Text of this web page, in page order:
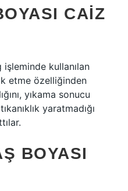
CAIZ
kullanılan
etme özelliğinden
yıkama sonucu
yaratmadığı
BOYASI